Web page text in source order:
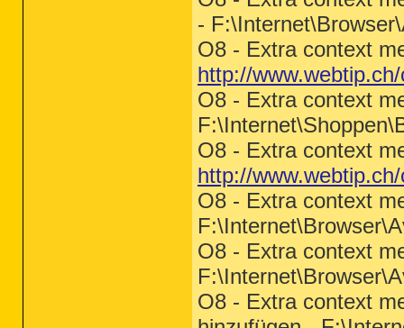
-
O8 - Extra context
http://
O8 - Extra context
O8 - Extra context
http://
O8 - Extra context
O8 - Extra context
O8 - Extra context